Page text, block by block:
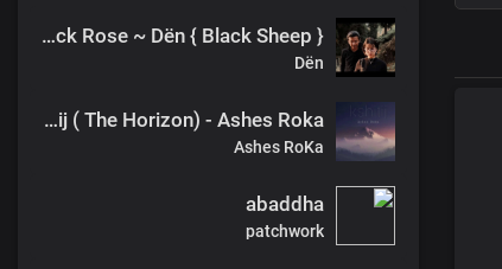
Black Rose ~ Dën { Black Sheep }
Dën
Kshitij ( The Horizon) - Ashes Roka
Ashes RoKa
abaddha
patchwork